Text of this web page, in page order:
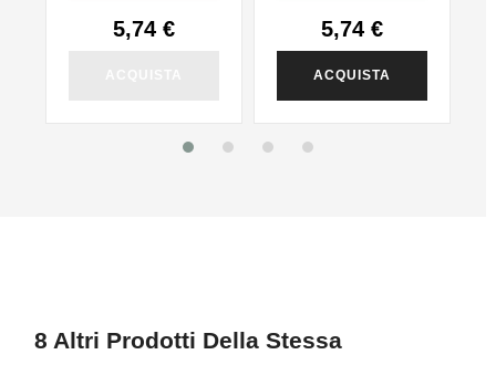
5,74 € 5,74 €
ACQUISTA
8 Altri Prodotti Della Stessa